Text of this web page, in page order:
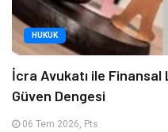
HUKUK
İcra Avukatı ile
Güven Dengesi
06 Tem 2026, Pts